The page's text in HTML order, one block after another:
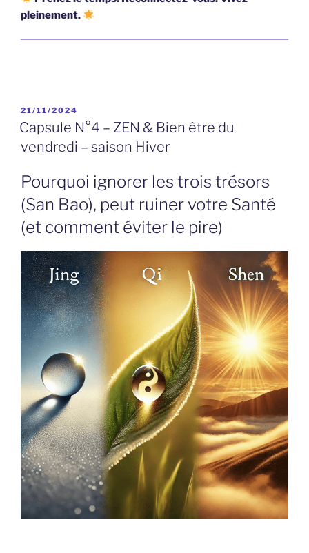
pleinement.
PUBLIÉ
LE
21/11/2024
Capsule N°4 – ZEN & Bien être du
vendredi – saison Hiver
Pourquoi ignorer les trois trésors
(San Bao), peut ruiner votre Santé
(et comment éviter le pire)